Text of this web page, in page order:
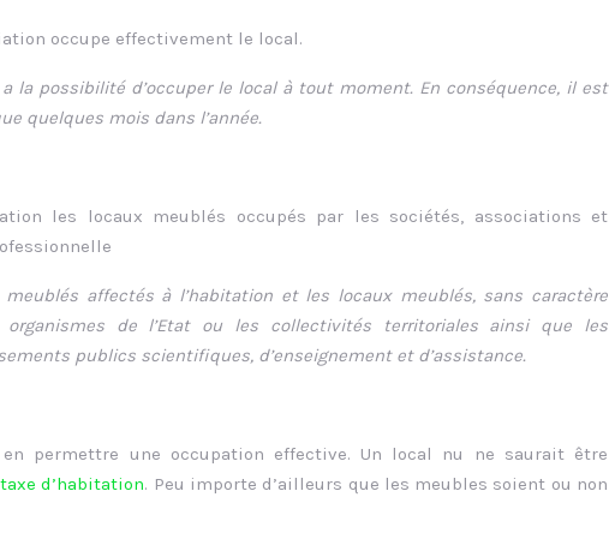
occupe effectivement le local.
la possibilité d’occuper le local à tout moment. En conséquence, il est
quelques mois dans l’année.
les locaux meublés occupés par les sociétés, associations et
affectés à l’habitation et les locaux meublés, sans caractère
de l’Etat ou les collectivités territoriales ainsi que les
publics scientifiques, d’enseignement et d’assistance.
permettre une occupation effective. Un local nu ne saurait être
taxe d’habitation. Peu importe d’ailleurs que les meubles soient ou non